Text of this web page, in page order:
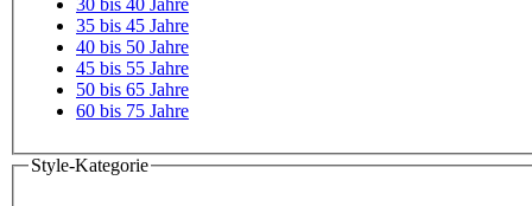
35 bis 45 Jahre
40 bis 50 Jahre
45 bis 55 Jahre
50 bis 65 Jahre
60 bis 75 Jahre
Style-Kategorie